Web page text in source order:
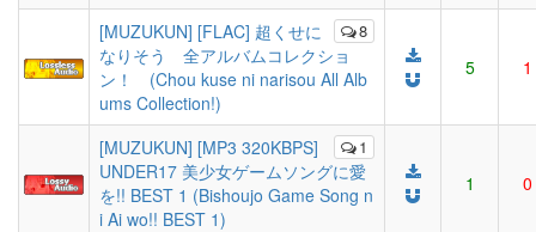
8
[MUZUKUN] [FLAC] 超くせに
なりそう 全アルバムコレクショ
ン！ (Chou kuse ni narisou All Alb
ums Collection!)
5 1
1
[MUZUKUN] [MP3 320KBPS]
UNDER17 美少女ゲームソングに愛
を!! BEST 1 (Bishoujo Game Song n
i Ai wo!! BEST 1)
1 0